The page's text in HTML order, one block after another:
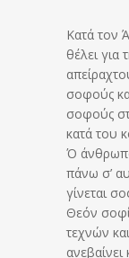
Κατά τον
θέλει για
σοφούς
σοφούς
κατά του
Ό
πάνω σ’
γίνεται
Θεόν
τεχνών